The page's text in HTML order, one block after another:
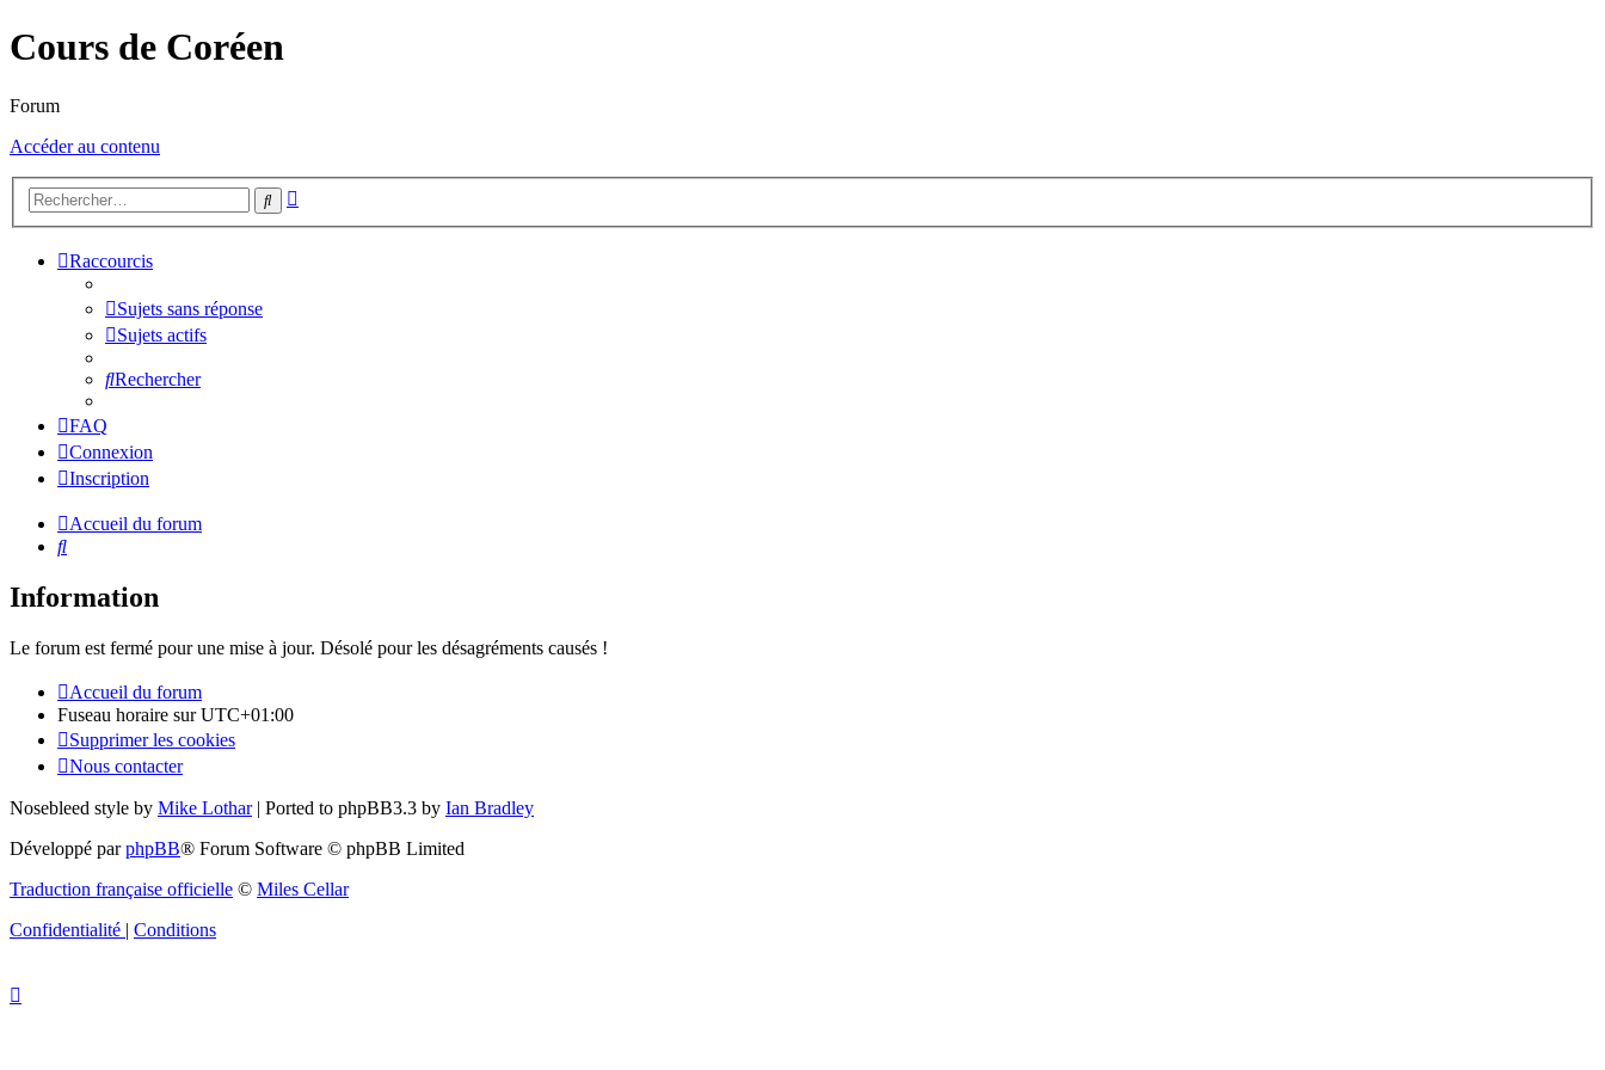
Cours de Coréen
Forum
Accéder au contenu
Rechercher
Raccourcis
Sujets sans réponse
Sujets actifs
Rechercher
FAQ
Connexion
Inscription
Accueil du forum
Rechercher
Information
Le forum est fermé pour une mise à jour. Désolé pour les désagréments causés !
Accueil du forum
Fuseau horaire surUTC+01:00
Supprimer les cookies
Nous contacter
Nosebleed style by Mike Lothar| Ported to phpBB3.3 by Ian Bradley
Développé parphpBB® Forum Software © phpBB Limited
Traduction française officielle © Miles Cellar
Confidentialité | Conditions